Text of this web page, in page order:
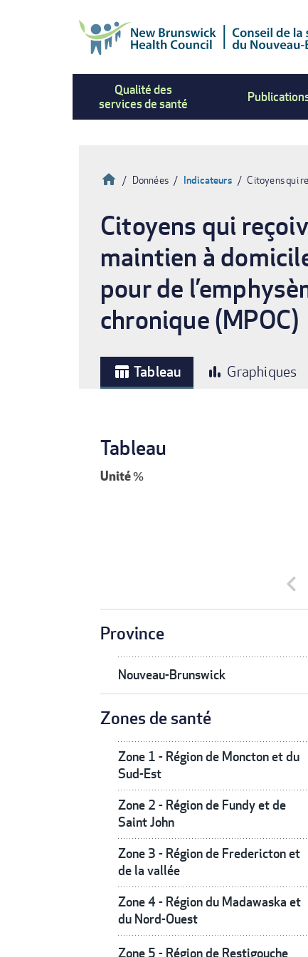
Qualité des
services de santé
Fil
d'Ariane
Accueil
Données Indicateurs Citoyens qui
Citoyens qui
maintien à
pour de
chronique (MPOC)
table_chart Tableau bar_chart Graphiques
Tableau
Unité%
chevron_left
Province
Nouveau-Brunswick
Zones de santé
Zone 1 - Région de Moncton et du
Sud-Est
Zone 2 - Région de Fundy et de
Saint John
Zone 3 - Région de Fredericton et
de la vallée
Zone 4 - Région du Madawaska et
du Nord-Ouest
Zone 5 - Région de Restigouche